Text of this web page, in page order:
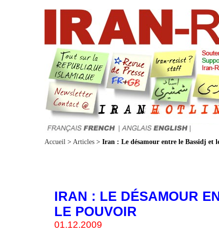
Accueil > Articles > Iran : Le désamour entre le Bassidj et
IRAN : LE DÉSAMOUR
LE POUVOIR
01.12.2009